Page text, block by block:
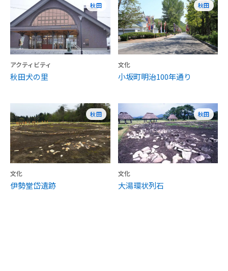
秋田
アクティビティ
秋田犬の里
秋田
文化
小坂町明治100年通り
秋田
文化
伊勢堂岱遺跡
秋田
文化
大湯環状列石